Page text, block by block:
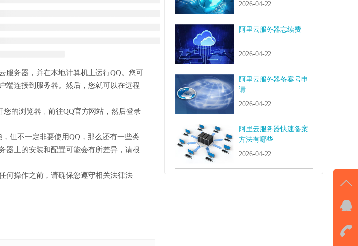
服务器，并在本地计算机上运行QQ。您可
端连接到服务器。然后，您就可以在远程
您的浏览器，前往QQ官方网站，然后登录
但不一定非要使用QQ，那么还有一些类
器上的安装和配置可能会有所差异，请根
何操作之前，请确保您遵守相关法律法
2026-04-22
阿里云服务器忘续费
2026-04-22
阿里云服务器备案号申
请
2026-04-22
阿里云服务器快速备案
方法有哪些
2026-04-22
QQ
击